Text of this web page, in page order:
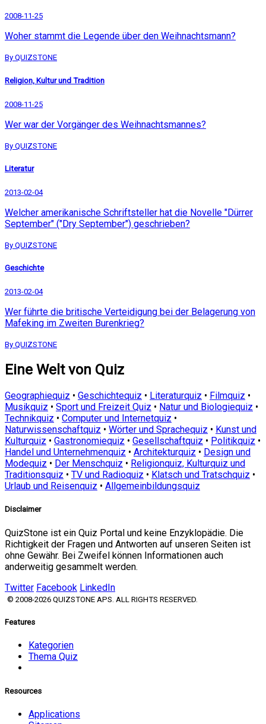
2008-11-25
Woher stammt die Legende über den Weihnachtsmann?
By QUIZSTONE
Religion, Kultur und Tradition
2008-11-25
Wer war der Vorgänger des Weihnachtsmannes?
By QUIZSTONE
Literatur
2013-02-04
Welcher amerikanische Schriftsteller hat die Novelle "Dürrer
September" ("Dry September") geschrieben?
By QUIZSTONE
Geschichte
2013-02-04
Wer führte die britische Verteidigung bei der Belagerung von
Mafeking im Zweiten Burenkrieg?
By QUIZSTONE
Eine Welt von Quiz
Geographiequiz • Geschichtequiz • Literaturquiz • Filmquiz •
Musikquiz • Sport und Freizeit Quiz • Natur und Biologiequiz •
Technikquiz • Computer und Internetquiz •
Naturwissenschaftquiz • Wörter und Sprachequiz • Kunst und
Kulturquiz • Gastronomiequiz • Gesellschaftquiz • Politikquiz •
Handel und Unternehmenquiz • Architekturquiz • Design und
Modequiz • Der Menschquiz • Religionquiz, Kulturquiz und
Traditionsquiz • TV und Radioquiz • Klatsch und Tratschquiz •
Urlaub und Reisenquiz • Allgemeinbildungsquiz
Disclaimer
QuizStone ist ein Quiz Portal und keine Enzyklopädie. Die
Richtigkeit der Fragen und Antworten auf unseren Seiten ist
ohne Gewähr. Bei Zweifel können Informationen auch
anderweitig gesammelt werden.
Twitter Facebook LinkedIn
© 2008-2026 QUIZSTONE APS. ALL RIGHTS RESERVED.
Features
Kategorien
Thema Quiz
Resources
Applications